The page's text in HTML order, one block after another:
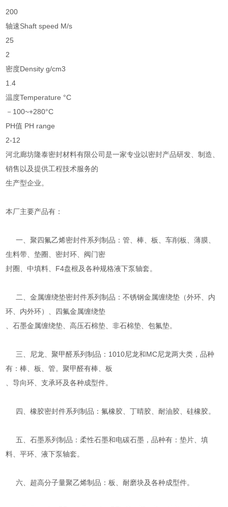
200
轴速Shaft speed M/s
25
2
密度Density g/cm3
1.4
温度Temperature °C
－100~+280°C
PH值 PH range
2-12
河北廊坊隆泰密封材料有限公司是一家专业以密封产品研发、制造、
销售以及提供工程技术服务的
生产型企业。
本厂主要产品有：
一、聚四氟乙烯密封件系列制品：管、棒、板、车削板、薄膜、
生料带、垫圈、密封环、阀门密
封圈、中填料、F4盘根及各种规格液下泵轴套。
二、金属缠绕垫密封件系列制品：不锈钢金属缠绕垫（外环、内
环、内外环）、四氟金属缠绕垫
、石墨金属缠绕垫、高压石棉垫、非石棉垫、包氟垫。
三、尼龙、聚甲醛系列制品：1010尼龙和MC尼龙两大类，品种
有：棒、板、管。聚甲醛有棒、板
、导向环、支承环及各种成型件。
四、橡胶密封件系列制品：氟橡胶、丁晴胶、耐油胶、硅橡胶。
五、石墨系列制品：柔性石墨和电碳石墨，品种有：垫片、填
料、平环、液下泵轴套。
六、超高分子量聚乙烯制品：板、耐磨块及各种成型件。